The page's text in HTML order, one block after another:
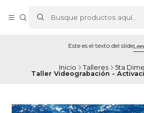
Este es el texto del slide
Inicio Talleres
5ta
Taller Videograbación -